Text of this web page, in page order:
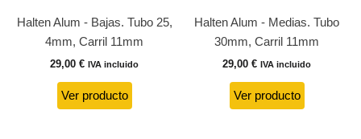
Halten Alum - Bajas. Tubo 25,
4mm, Carril 11mm
29,00 € IVA incluido
Ver producto
Halten Alum - Medias. Tubo
30mm, Carril 11mm
29,00 € IVA incluido
Ver producto